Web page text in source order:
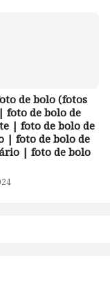
de bolo (fotos
foto de bolo de
| foto de bolo de
| foto de bolo de
| foto de bolo